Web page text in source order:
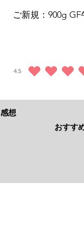
ご新規：900g GF
4.5
平均評価 4.5 /5, 全評価：
感想
おすす